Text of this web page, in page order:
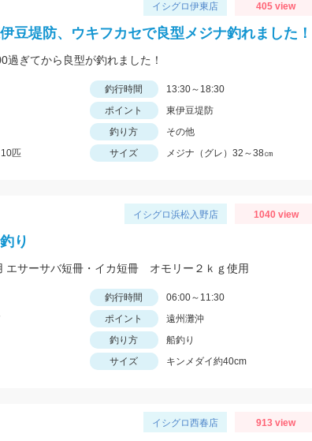
イシグロ伊東店 405 view
豆堤防、ウキフカセで良型メジナ釣れました！
ぎてから良型が釣れました！
釣行時間
13:30～18:30
ポイント
東伊豆堤防
釣り方
その他
匹 サイズ メジナ（グレ）32～38㎝
イシグロ浜松入野店 1040 view
り
エサーサバ短冊・イカ短冊 オモリー２ｋｇ使用
釣行時間
06:00～11:30
ポイント
遠州灘沖
釣り方
船釣り
サイズ キンメダイ約40cm
イシグロ西春店 913 view